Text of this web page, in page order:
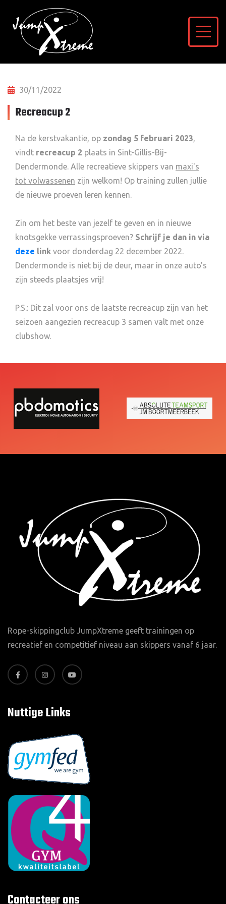
30/11/2022
Recreacup 2
Na de kerstvakantie, op zondag 5 februari 2023,
vindt recreacup 2 plaats in Sint-Gillis-Bij-
Dendermonde. Alle recreatieve skippers van maxi's
tot volwassenen zijn welkom! Op training zullen jullie
de nieuwe proeven leren kennen.
Zin om het beste van jezelf te geven en in nieuwe
knotsgekke verrassingsproeven? Schrijf je dan in via
deze link voor donderdag 22 december 2022.
Dendermonde is niet bij de deur, maar in onze auto's
zijn steeds plaatsjes vrij!
P.S.: Dit zal voor ons de laatste recreacup zijn van het
seizoen aangezien recreacup 3 samen valt met onze
clubshow.
Rope-skippingclub JumpXtreme geeft trainingen op
recreatief en competitief niveau aan skippers vanaf 6 jaar.
Nuttige Links